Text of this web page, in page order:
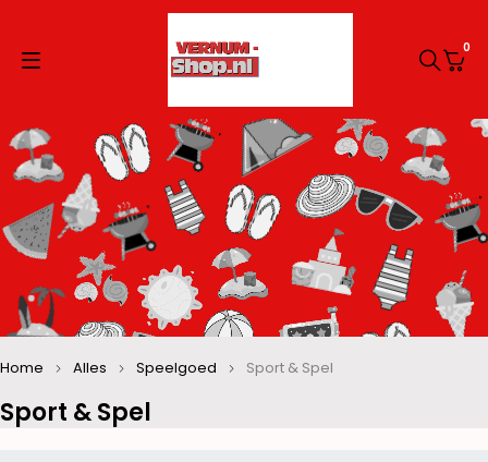
0
Sport & Spel
Home Alles Speelgoed Sport & Spel